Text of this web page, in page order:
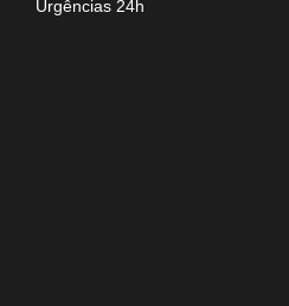
Urgências 24h